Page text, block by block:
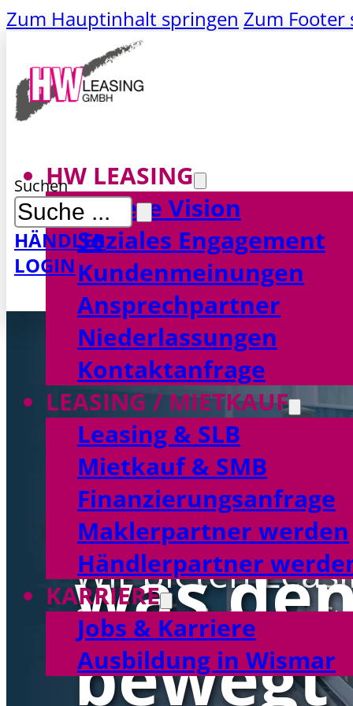
Zum Hauptinhalt springen Zum Footer
HW LEASING
Unsere Vision
Soziales Engagement
Kundenmeinungen
Ansprechpartner
Niederlassungen
Kontaktanfrage
LEASING / MIETKAUF
Leasing & SLB
Mietkauf & SMB
Finanzierungsanfrage
Maklerpartner werden
Händlerpartner
KARRIERE
Jobs & Karriere
Ausbildung in Wismar
Suchen
HÄNDLER
LOGINMAKLER
Wir
was
bewegt
Wir bieten